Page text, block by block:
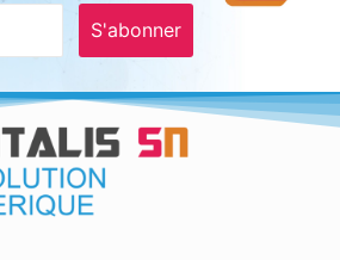
S'abonner